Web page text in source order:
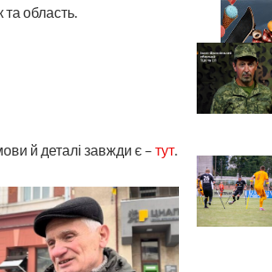
область.
й деталі завжди є – тут